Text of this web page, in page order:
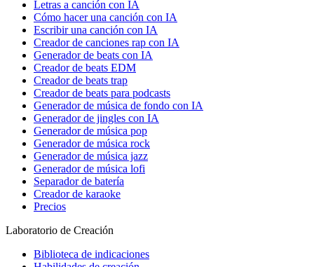
Letras a canción con IA
Cómo hacer una canción con IA
Escribir una canción con IA
Creador de canciones rap con IA
Generador de beats con IA
Creador de beats EDM
Creador de beats trap
Creador de beats para podcasts
Generador de música de fondo con IA
Generador de jingles con IA
Generador de música pop
Generador de música rock
Generador de música jazz
Generador de música lofi
Separador de batería
Creador de karaoke
Precios
Laboratorio de Creación
Biblioteca de indicaciones